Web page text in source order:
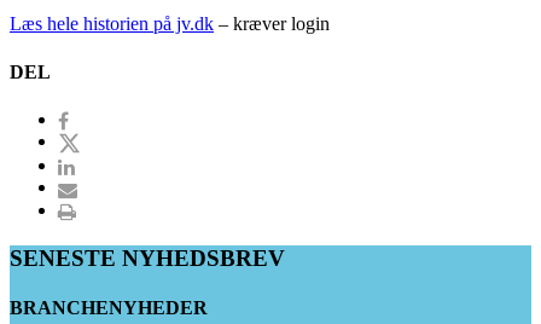
Læs hele historien på jv.dk – kræver login
DEL
SENESTE NYHEDSBREV
BRANCHENYHEDER